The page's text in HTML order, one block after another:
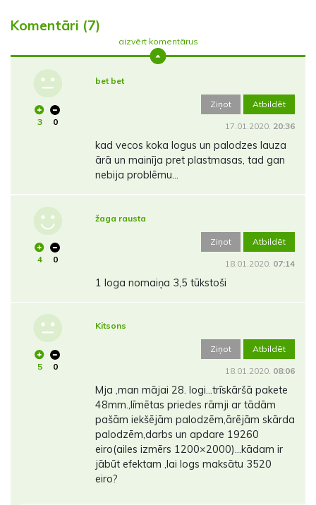
Komentāri (7)
aizvērt komentārus
3 0
bet bet
Ziņot Atbildēt
17.01.2020. 20:36
kad vecos koka logus un palodzes lauza
ārā un mainīja pret plastmasas, tad gan
nebija problēmu...
4 0
žaga rausta
Ziņot Atbildēt
18.01.2020. 07:14
1 loga nomaiņa 3,5 tūkstoši
5 0
Kitsons
Ziņot Atbildēt
18.01.2020. 08:06
Mja ,man mājai 28. logi...trīskāršā pakete
48mm.,līmētas priedes rāmji ar tādām
pašām iekšējām palodzēm,ārējām skārda
palodzēm,darbs un apdare 19260
eiro(ailes izmērs 1200×2000)...kādam ir
jābūt efektam ,lai logs maksātu 3520
eiro?